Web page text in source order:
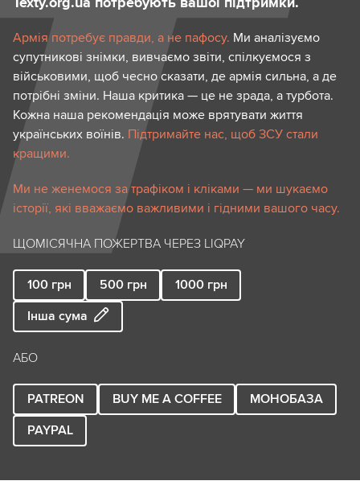
Армія потребує правди, а не пафосу. Ми аналізуємо
супутникові знімки, вивчаємо звіти, спілкуємося з
військовими, щоб чесно сказати, де армія сильна, а де
потрібні зміни. Наша критика — це не зрада, а турбота.
Кожна наша рекомендація може врятувати життя
українських воїнів. Підтримайте нас, щоб ЗСУ стали
кращими.
Ми не женемося за трафіком і кліками — ми шукаємо
історії, які вважаємо важливими і гідними вашого часу.
ЩОМІСЯЧНА ПОЖЕРТВА ЧЕРЕЗ LIQPAY
100 грн 500 грн 1000 грн
Інша сума
АБО
PATREON BUY ME A COFFEE
МОНОБАЗА
PAYPAL